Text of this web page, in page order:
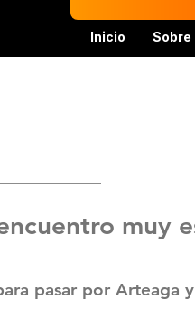
Inicio Sobre
muy
pasar por Arteaga